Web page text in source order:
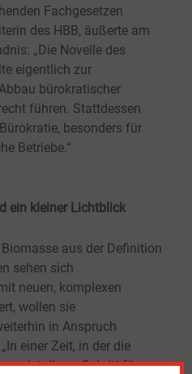
Fachgesetzen
des HBB, äußerte am
„Die Novelle des
eigentlich zur
bürokratischer
führen. Stattdessen
besonders für
Betriebe.“
ein kleiner Lichtblick
aus der Definition
sehen sich
neuen, komplexen
wollen sie
in Anspruch
einer Zeit, in der die
ist dieser Schritt für uns